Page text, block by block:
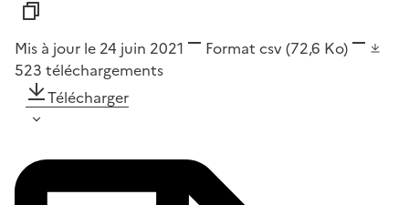
Mis à jour le 24 juin 2021 Format csv(72,6 Ko)
523 téléchargements
Télécharger